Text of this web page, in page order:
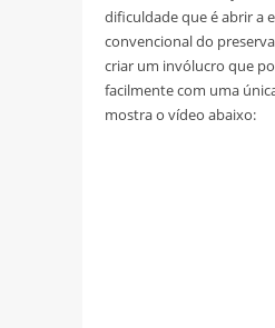
dificuldade que é abrir a
convencional do
criar um invólucro que
facilmente com uma
mostra o vídeo abaixo: